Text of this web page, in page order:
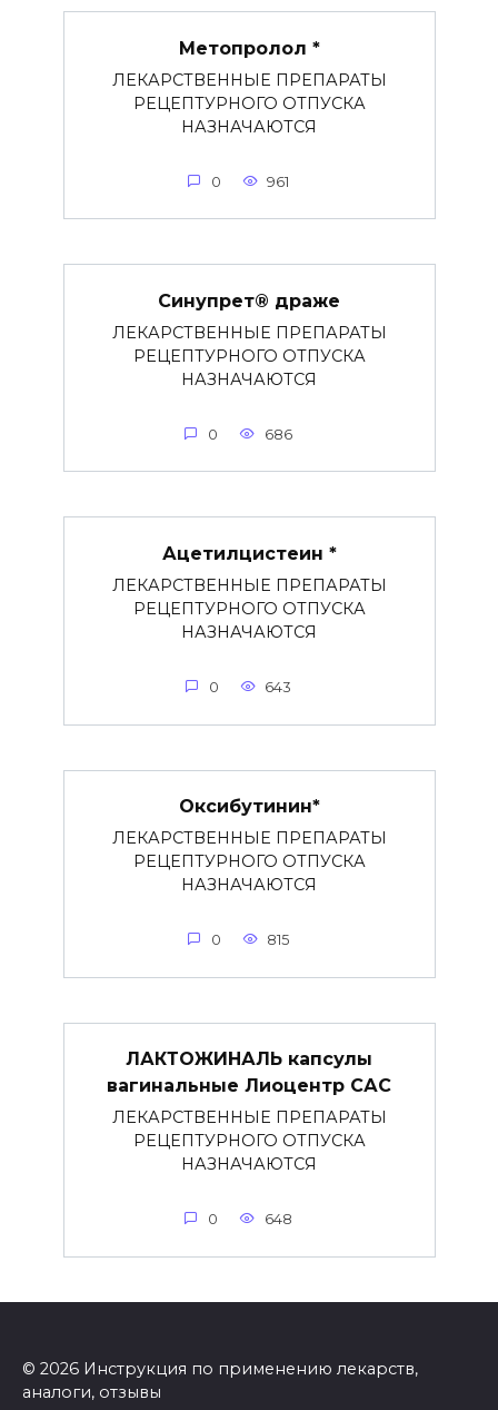
Метопролол *
ЛЕКАРСТВЕННЫЕ ПРЕПАРАТЫ
РЕЦЕПТУРНОГО ОТПУСКА
НАЗНАЧАЮТСЯ
0 961
Синупрет® драже
ЛЕКАРСТВЕННЫЕ ПРЕПАРАТЫ
РЕЦЕПТУРНОГО ОТПУСКА
НАЗНАЧАЮТСЯ
0 686
Ацетилцистеин *
ЛЕКАРСТВЕННЫЕ ПРЕПАРАТЫ
РЕЦЕПТУРНОГО ОТПУСКА
НАЗНАЧАЮТСЯ
0 643
Оксибутинин*
ЛЕКАРСТВЕННЫЕ ПРЕПАРАТЫ
РЕЦЕПТУРНОГО ОТПУСКА
НАЗНАЧАЮТСЯ
0 815
ЛАКТОЖИНАЛЬ капсулы
вагинальные Лиоцентр САС
ЛЕКАРСТВЕННЫЕ ПРЕПАРАТЫ
РЕЦЕПТУРНОГО ОТПУСКА
НАЗНАЧАЮТСЯ
0 648
© 2026 Инструкция по применению лекарств,
аналоги, отзывы